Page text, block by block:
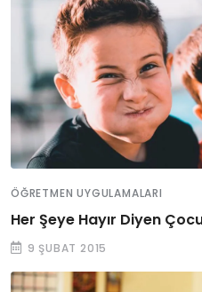
ÖĞRETMEN UYGULAMALARI
Her Şeye Hayır Diyen
9 ŞUBAT 2015